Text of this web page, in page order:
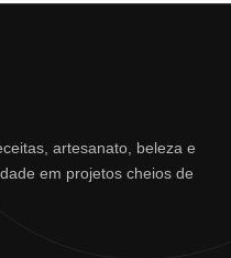
artesanato, beleza e
em projetos cheios de